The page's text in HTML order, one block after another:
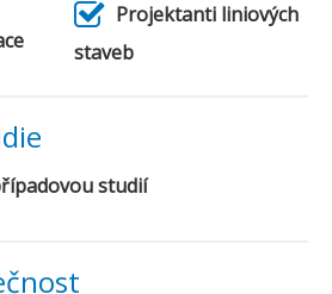
Projektanti liniových
staveb
studií